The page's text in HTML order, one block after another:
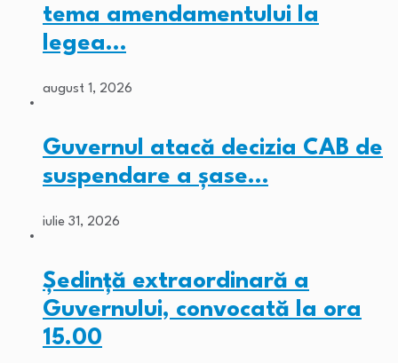
tema amendamentului la
legea…
august 1, 2026
Guvernul atacă decizia CAB de
suspendare a șase…
iulie 31, 2026
Ședință extraordinară a
Guvernului, convocată la ora
15.00